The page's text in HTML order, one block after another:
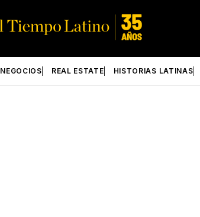
NEGOCIOS REAL ESTATE HISTORIAS LATINAS